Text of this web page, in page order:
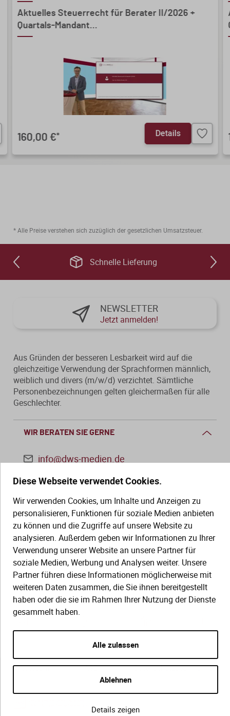
Diese Webseite verwendet Cookies.
Wir verwenden Cookies, um Inhalte und Anzeigen zu
personalisieren, Funktionen für soziale Medien anbieten
zu können und die Zugriffe auf unsere Website zu
analysieren. Außerdem geben wir Informationen zu Ihrer
Verwendung unserer Website an unsere Partner für
soziale Medien, Werbung und Analysen weiter. Unsere
Partner führen diese Informationen möglicherweise mit
weiteren Daten zusammen, die Sie ihnen bereitgestellt
haben oder die sie im Rahmen Ihrer Nutzung der Dienste
gesammelt haben.
Alle zulassen
Ablehnen
Details zeigen
Aktuelles Steuerrecht für Berater II/2026 +
Quartals-Mandant...
160,00 €* Details
* Alle Preise verstehen sich zuzüglich der gesetzlichen Umsatzsteuer.
Schnelle Lieferung
WIR BERATEN SIE GERNE
info@dws-medien.de
+49 (0)30 2888 56-6
Mo.–Do. 08:00–16:00 Uhr
Fr. 08:00–13:30 Uhr
SERVICE
Hilfe (FAQ)
Gesetze
Kontakt
KAUF UND BESTELLUNG
Versand und Lieferung
Bestellung
NEWSLETTER
Jetzt anmelden!
Aus Gründen der besseren Lesbarkeit wird auf die
gleichzeitige Verwendung der Sprachformen männlich,
weiblich und divers (m/w/d) verzichtet. Sämtliche
Personenbezeichnungen gelten gleichermaßen für alle
Geschlechter.
Impressum AGB Datenschutzbedingungen